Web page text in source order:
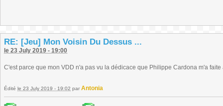
RE: [Jeu] Mon Voisin Du Dessus ...
le 23 July 2019 - 19:00
C'est parce que mon VDD n'a pas vu la dédicace que Philippe Cardona m'a faite
Édité le 23 July 2019 - 19:02 par Antonia